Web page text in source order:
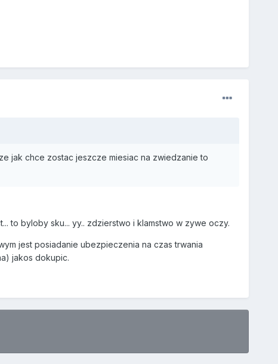
jak chce zostac jeszcze miesiac na zwiedzanie to
to byloby sku... yy.. zdzierstwo i klamstwo w zywe oczy.
jest posiadanie ubezpieczenia na czas trwania
jakos dokupic.